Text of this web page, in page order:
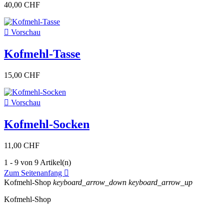
40,00 CHF
 Vorschau
Kofmehl-Tasse
15,00 CHF
 Vorschau
Kofmehl-Socken
11,00 CHF
1 - 9 von 9 Artikel(n)
Zum Seitenanfang 
Kofmehl-Shop keyboard_arrow_down keyboard_arrow_up
Kofmehl-Shop